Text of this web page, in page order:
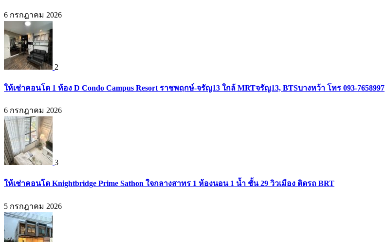
6 กรกฎาคม 2026
2
ให้เช่าคอนโด 1 ห้อง D Condo Campus Resort ราชพฤกษ์-จรัญ13 ใกล้ MRTจรัญ13, BTSบางหว้า โทร 093-7658997
6 กรกฎาคม 2026
3
ให้เช่าคอนโด Knightbridge Prime Sathon ใจกลางสาทร 1 ห้องนอน 1 น้ำ ชั้น 29 วิวเมือง ติดรถ BRT
5 กรกฎาคม 2026